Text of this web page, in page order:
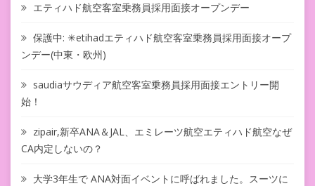
エティハド航空客室乗務員採用面接オープンデー
保護中: ✳︎etihadエティハド航空客室乗務員採用面接オープ
ンデー(中東・欧州)
saudiaサウディア航空客室乗務員採用面接エントリー開
始！
zipair,新卒ANA＆JAL、エミレーツ航空エティハド航空なぜ
CA内定しないの？
大学3年生で ANA対面イベントに呼ばれました。スーツに